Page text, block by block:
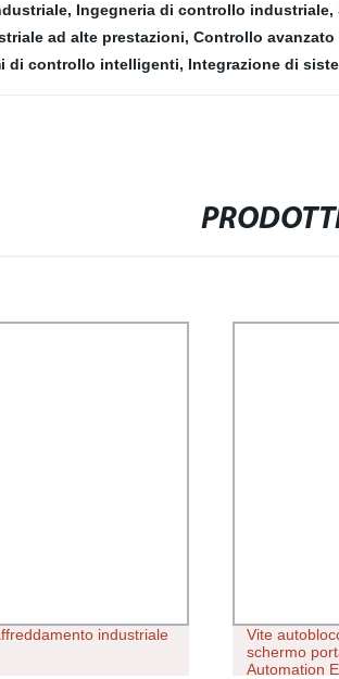
, Ingegneria di controllo industriale,
ad alte prestazioni, Controllo
di controllo intelligenti, Integrazione di
industriale
Vite
schermo
Automation